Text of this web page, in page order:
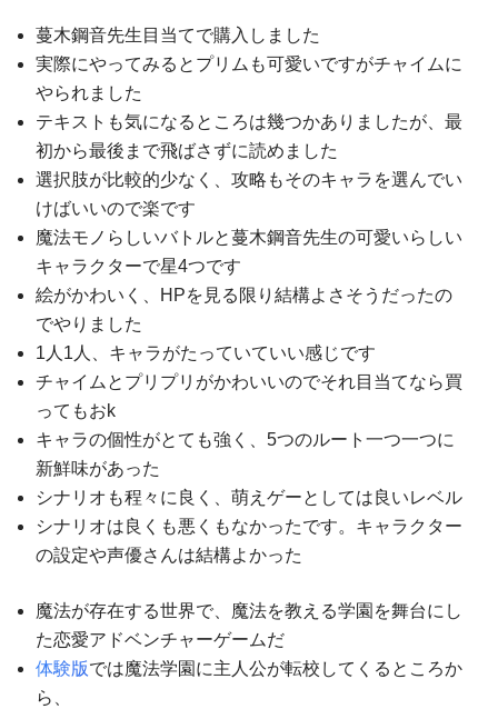
蔓木鋼音先生目当てで購入しました
実際にやってみるとプリムも可愛いですがチャイムに
やられました
テキストも気になるところは幾つかありましたが、最
初から最後まで飛ばさずに読めました
選択肢が比較的少なく、攻略もそのキャラを選んでい
けばいいので楽です
魔法モノらしいバトルと蔓木鋼音先生の可愛いらしい
キャラクターで星4つです
絵がかわいく、HPを見る限り結構よさそうだったの
でやりました
1人1人、キャラがたっていていい感じです
チャイムとプリプリがかわいいのでそれ目当てなら買
ってもおk
キャラの個性がとても強く、5つのルート一つ一つに
新鮮味があった
シナリオも程々に良く、萌えゲーとしては良いレベル
シナリオは良くも悪くもなかったです。キャラクター
の設定や声優さんは結構よかった
魔法が存在する世界で、魔法を教える学園を舞台にし
た恋愛アドベンチャーゲームだ
体験版では魔法学園に主人公が転校してくるところか
ら、